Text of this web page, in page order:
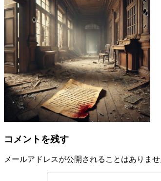
コメントを残す
メールアドレスが公開されることはありませ